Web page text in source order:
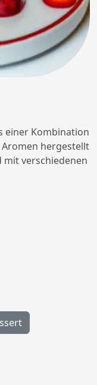
einer Kombination
Aromen hergestellt
verschiedenen